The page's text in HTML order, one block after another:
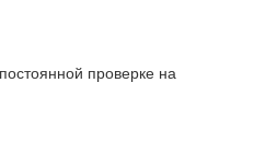
проверке на